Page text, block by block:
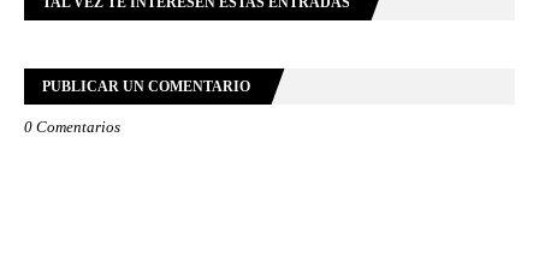
PUBLICAR UN COMENTARIO
0 Comentarios